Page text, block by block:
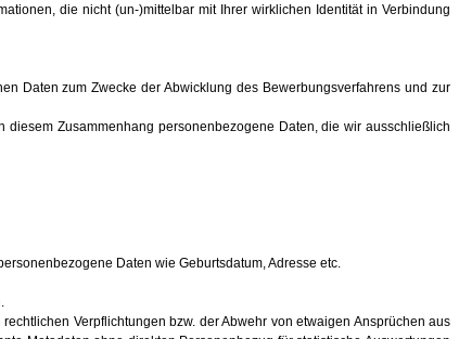
die nicht (un-)mittelbar mit Ihrer wirklichen Identität in Verbindung
Daten zum Zwecke der Abwicklung des Bewerbungsverfahrens und zur
Zusammenhang personenbezogene Daten, die wir ausschließlich
Daten wie Geburtsdatum, Adresse etc.
Verpflichtungen bzw. der Abwehr von etwaigen Ansprüchen aus